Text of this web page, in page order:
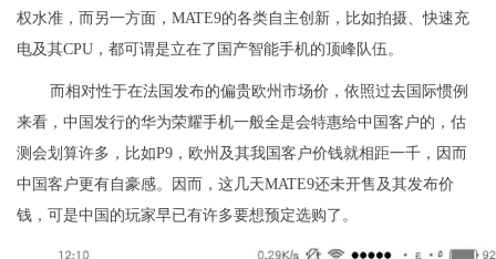
权水准，而另一方面，MATE9的各类自主创新，比如拍摄、快速充
电及其CPU，都可谓是立在了国产智能手机的顶峰队伍。
而相对性于在法国发布的偏贵欧州市场价，依照过去国际惯例
来看，中国发行的华为荣耀手机一般全是会特惠给中国客户的，估
测会划算许多，比如P9，欧州及其我国客户价钱就相距一千，因而
中国客户更有自豪感。因而，这几天MATE9还未开售及其发布价
钱，可是中国的玩家早已有许多要想预定选购了。